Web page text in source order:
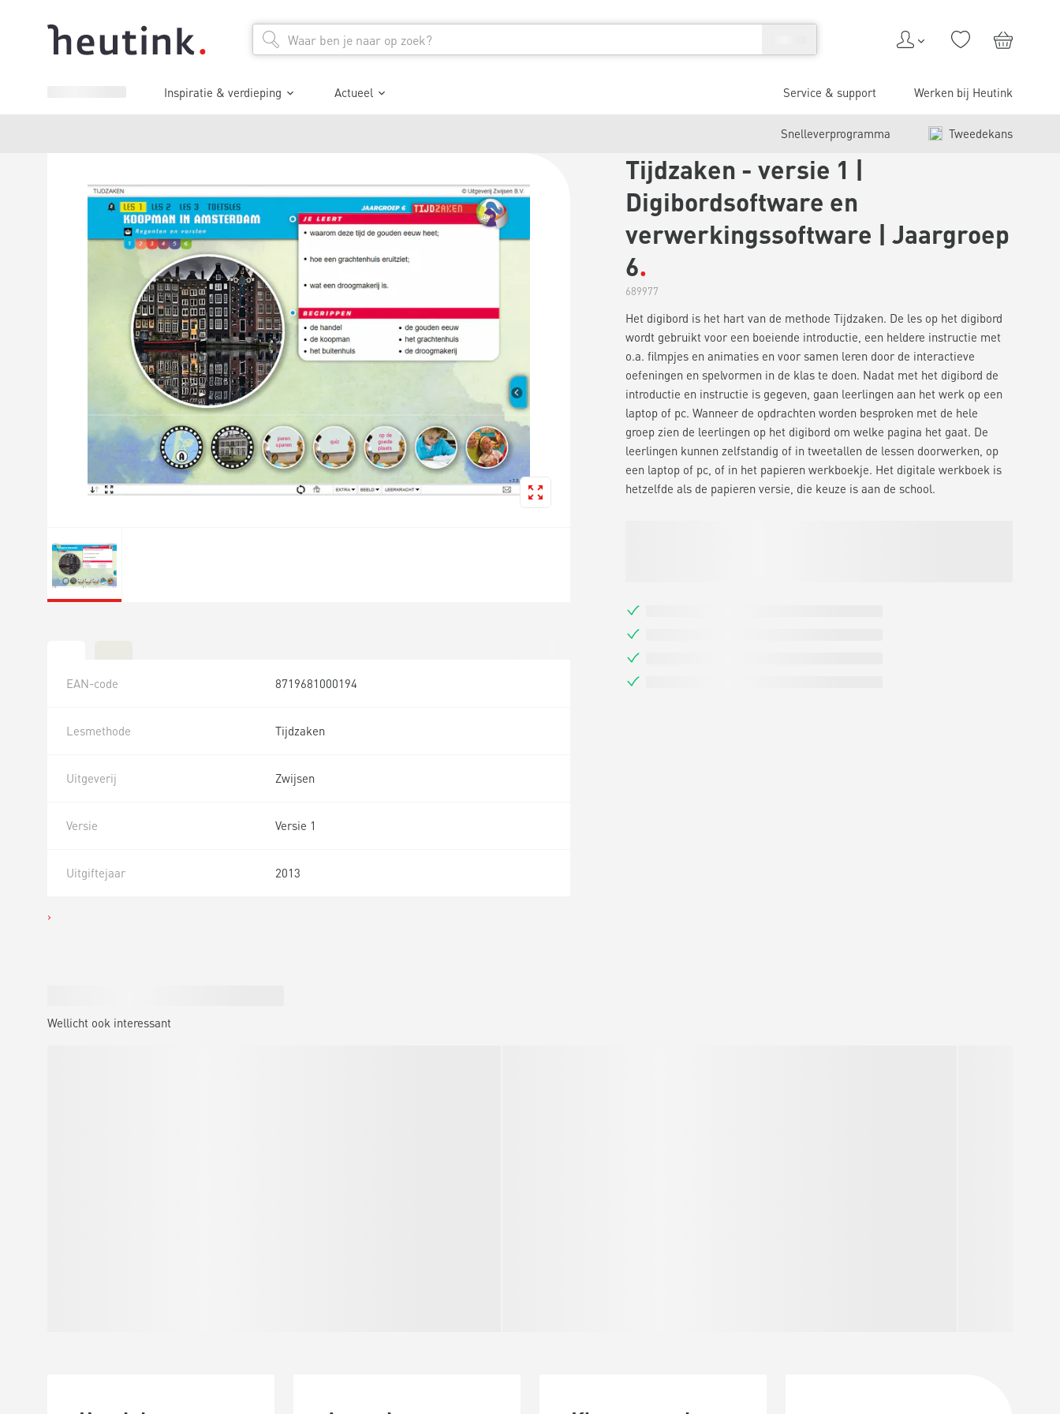
Inspiratie & verdieping Actueel Service & support Werken bij Heutink
Snelleverprogramma Tweedekans
Tijdzaken - versie 1 |
Digibordsoftware en
verwerkingssoftware | Jaargroep
6
689977
Het digibord is het hart van de methode Tijdzaken. De les op het digibord
wordt gebruikt voor een boeiende introductie, een heldere instructie met
o.a. filmpjes en animaties en voor samen leren door de interactieve
oefeningen en spelvormen in de klas te doen. Nadat met het digibord de
introductie en instructie is gegeven, gaan leerlingen aan het werk op een
laptop of pc. Wanneer de opdrachten worden besproken met de hele
groep zien de leerlingen op het digibord om welke pagina het gaat. De
leerlingen kunnen zelfstandig of in tweetallen de lessen doorwerken, op
een laptop of pc, of in het papieren werkboekje. Het digitale werkboek is
hetzelfde als de papieren versie, die keuze is aan de school.
EAN-code 8719681000194
Lesmethode Tijdzaken
Uitgeverij Zwijsen
Versie Versie 1
Uitgiftejaar 2013
Wellicht ook interessant